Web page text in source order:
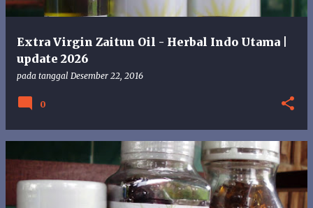
a
Extra Virgin Zaitun Oil - Herbal Indo Utama |
update 2026
pada tanggal Desember 22, 2016
0